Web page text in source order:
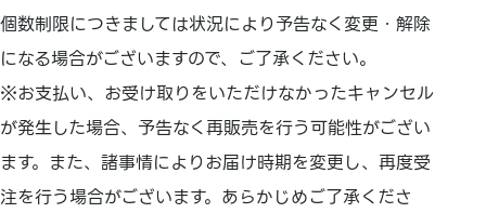
個数制限につきましては状況により予告なく変更・解除
になる場合がございますので、ご了承ください。
※お支払い、お受け取りをいただけなかったキャンセル
が発生した場合、予告なく再販売を行う可能性がござい
ます。また、諸事情によりお届け時期を変更し、再度受
注を行う場合がございます。あらかじめご了承くださ